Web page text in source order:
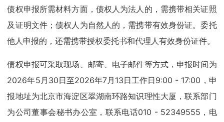
债权申报所需材料方面，债权人为法人的，需携带相关证照
及证明文件；债权人为自然人的，需携带有效身份证。委托
他人申报的，还需携带授权委托书和代理人有效身份证件。
债权申报可采取现场、邮寄、电子邮件等方式，申报时间为
2026年5月30日至2026年7月13日工作日9:00 - 17:00，申
报地址为北京市海淀区翠湖南环路知识理性大厦，联系部门
为公司董事会秘书办公室，联系电话010 - 52349555，电